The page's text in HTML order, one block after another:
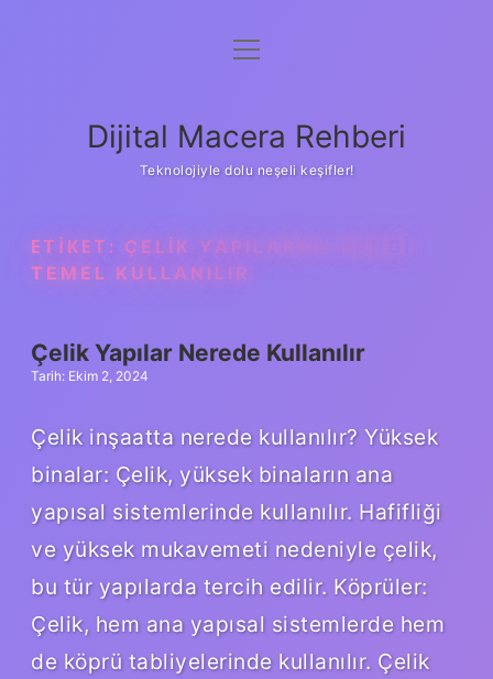
Anasayfa
Yasal Uyarı
menüyü
Dijital Macera Rehberi
Teknolojiyle dolu neşeli keşifler!
ETIKET: ÇELIK YAPILARDA HANGI
TEMEL KULLANILIR
Çelik Yapılar Nerede Kullanılır
Tarih: Ekim 2, 2024
Çelik inşaatta nerede kullanılır? Yüksek
binalar: Çelik, yüksek binaların ana
yapısal sistemlerinde kullanılır. Hafifliği
ve yüksek mukavemeti nedeniyle çelik,
bu tür yapılarda tercih edilir. Köprüler:
Çelik, hem ana yapısal sistemlerde hem
de köprü tabliyelerinde kullanılır. Çelik